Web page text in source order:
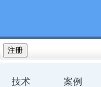
技术 案例